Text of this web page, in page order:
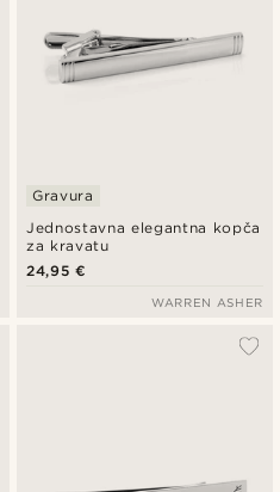
Jednostavna elegantna kopča
za kravatu
Gravura
24,95 €
WARREN ASHER